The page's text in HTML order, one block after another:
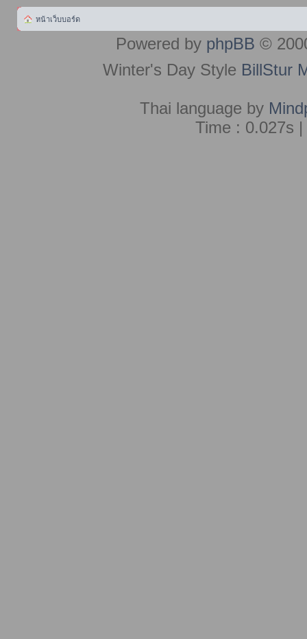
หน้าเว็บบอร์ด
Powered by phpBB ©
Winter's Day Style BillStur
Thai language by
Time : 0.027s